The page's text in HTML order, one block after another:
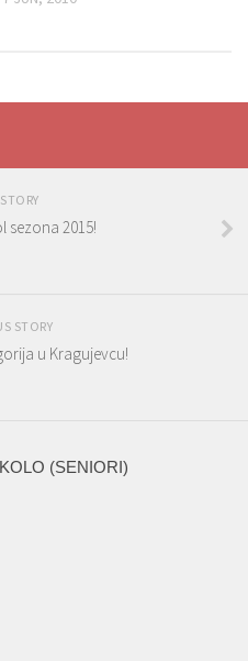
sezona 2015!
STORY
u Kragujevcu!
(SENIORI)